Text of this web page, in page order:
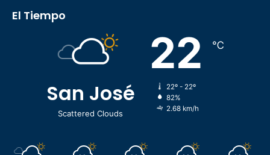
El Tiempo
San José
Scattered Clouds
22 ℃
22º - 22º
82%
2.68 km/h